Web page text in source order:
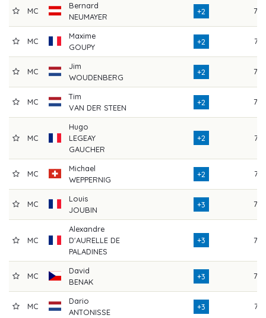
MC
Bernard
NEUMAYER
+2 72
MC
Maxime
GOUPY
+2 71
MC
Jim
WOUDENBERG
+2 72
MC
Tim
VAN DER STEEN
+2 75
MC
Hugo
LEGEAY
GAUCHER
+2 71
MC
Michael
WEPPERNIG
+2 74
MC
Louis
JOUBIN
+3 72
MC
Alexandre
D'AURELLE DE
PALADINES
+3 75
MC
David
BENAK
+3 75
MC
Dario
ANTONISSE
+3 71